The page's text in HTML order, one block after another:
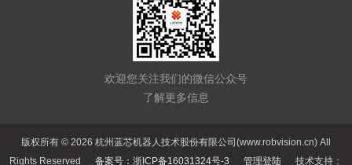
欢迎您关注我们的微信公众号
了解更多信息
版权所有 © 2026 杭州蓝芯机器人技术股份有限公司(www.robvision.cn) All
Rights Reserved 备案号：浙ICP备16031324号-3 管理登陆 技术支持：